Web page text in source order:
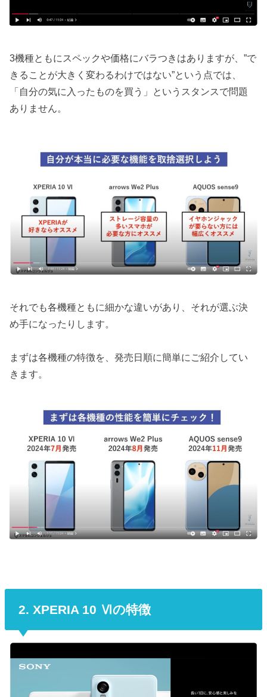
3機種ともにスペックや価格にバラつきはありますが、”で
きることが大きく変わるわけではない”という点では、
「自分の気に入ったものを買う」というスタンスで問題
ありません。
それでも各機種ともに細かな違いがあり、それが選ぶ決
め手になったりします。
まずは各機種の特徴を、発売日順に簡単にご紹介してい
きます。
2. XPERIA 10 Ⅵの特徴